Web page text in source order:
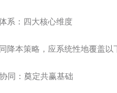
系：四大核心维度
降本策略，应系统性地覆盖以
同：奠定共赢基础